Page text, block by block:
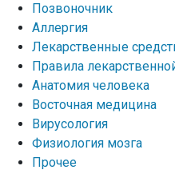
Позвоночник
Аллергия
Лекарственные
Правила
Aнатомия человека
Восточная медицина
Вирусология
Физиология мозга
Прочее